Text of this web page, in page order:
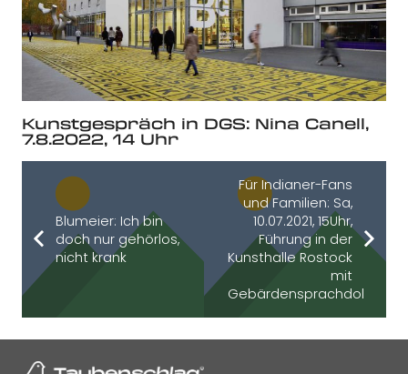
Kunstgespräch in DGS: Nina Canell,
7.8.2022, 14 Uhr
Blumeier: Ich bin
doch nur gehörlos,
nicht krank
Für Indianer-Fans
und Familien: Sa,
10.07.2021, 15Uhr,
Führung in der
Kunsthalle Rostock
mit